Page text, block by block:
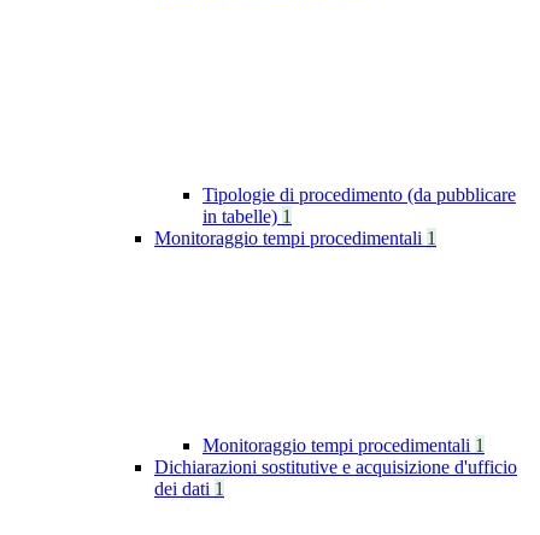
Tipologie di procedimento (da pubblicare
in tabelle) 1
Monitoraggio tempi procedimentali 1
Monitoraggio tempi procedimentali 1
Dichiarazioni sostitutive e acquisizione d'ufficio
dei dati 1